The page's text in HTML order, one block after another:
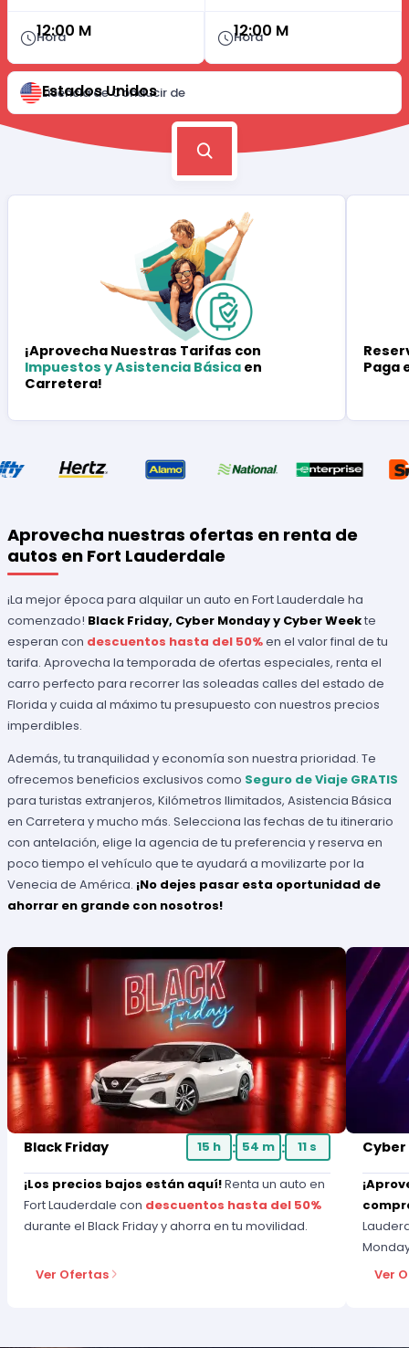
Hora
12:00 M Hora
12:00 M
Licencia de Conducir de
Estados Unidos
¡Aprovecha Nuestras Tarifas con
Impuestos y Asistencia Básica en
Carretera!
Paga
Aprovecha nuestras ofertas en renta de
autos en Fort Lauderdale
¡La mejor época para alquilar un auto en Fort Lauderdale ha
comenzado! Black Friday, Cyber Monday y Cyber Weekte
esperan con descuentos hasta del 50%en el valor final de tu
tarifa. Aprovecha la temporada de ofertas especiales, renta el
carro perfecto para recorrer las soleadas calles del estado de
Florida y cuida al máximo tu presupuesto con nuestros precios
imperdibles.
Además, tu tranquilidad y economía son nuestra prioridad. Te
ofrecemos beneficios exclusivos como Seguro de Viaje GRATIS
para turistas extranjeros, Kilómetros Ilimitados, Asistencia Básica
en Carretera y mucho más. Selecciona las fechas de tu itinerario
con antelación, elige la agencia de tu preferencia y reserva en
poco tiempo el vehículo que te ayudará a movilizarte por la
Venecia de América. ¡No dejes pasar esta oportunidad de
ahorrar en grande con nosotros!
Black Friday 15 h : 54 m : 10 s
¡Los precios bajos están aquí!Renta un auto en
Fort Lauderdale con descuentos hasta del 50%
durante el Black Friday y ahorra en tu movilidad.
Ver Ofertas
Ver